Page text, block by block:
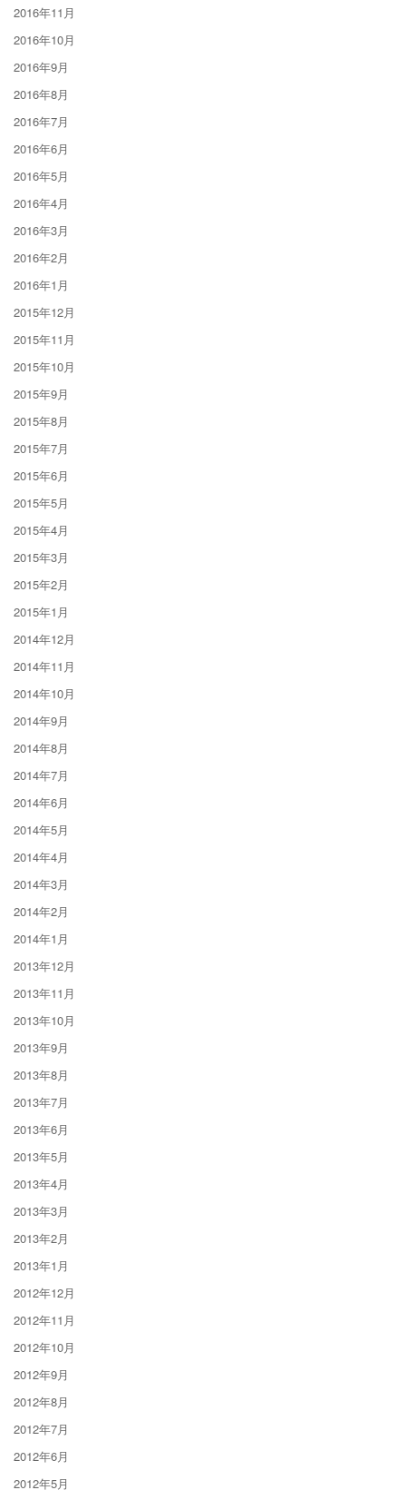
2016年11月
2016年10月
2016年9月
2016年8月
2016年7月
2016年6月
2016年5月
2016年4月
2016年3月
2016年2月
2016年1月
2015年12月
2015年11月
2015年10月
2015年9月
2015年8月
2015年7月
2015年6月
2015年5月
2015年4月
2015年3月
2015年2月
2015年1月
2014年12月
2014年11月
2014年10月
2014年9月
2014年8月
2014年7月
2014年6月
2014年5月
2014年4月
2014年3月
2014年2月
2014年1月
2013年12月
2013年11月
2013年10月
2013年9月
2013年8月
2013年7月
2013年6月
2013年5月
2013年4月
2013年3月
2013年2月
2013年1月
2012年12月
2012年11月
2012年10月
2012年9月
2012年8月
2012年7月
2012年6月
2012年5月